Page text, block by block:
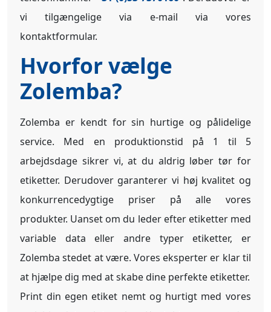
vi tilgængelige via e-mail via vores
kontaktformular.
Hvorfor vælge
Zolemba?
Zolemba er kendt for sin hurtige og pålidelige
service. Med en produktionstid på 1 til 5
arbejdsdage sikrer vi, at du aldrig løber tør for
etiketter. Derudover garanterer vi høj kvalitet og
konkurrencedygtige priser på alle vores
produkter. Uanset om du leder efter etiketter med
variable data eller andre typer etiketter, er
Zolemba stedet at være. Vores eksperter er klar til
at hjælpe dig med at skabe dine perfekte etiketter.
Print din egen etiket nemt og hurtigt med vores